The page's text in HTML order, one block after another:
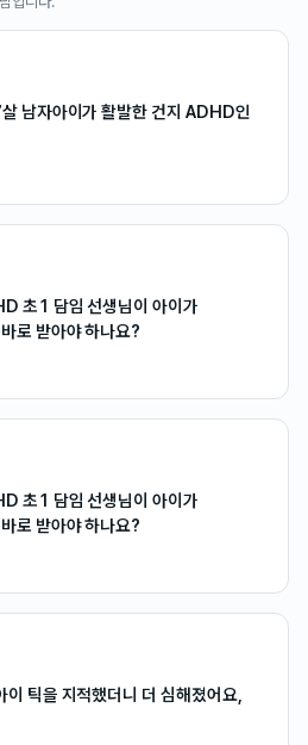
남자아이가 활발한 건지 ADHD인
초1 담임 선생님이 아이가
로 받아야 하나요?
초1 담임 선생님이 아이가
로 받아야 하나요?
틱을 지적했더니 더 심해졌어요,